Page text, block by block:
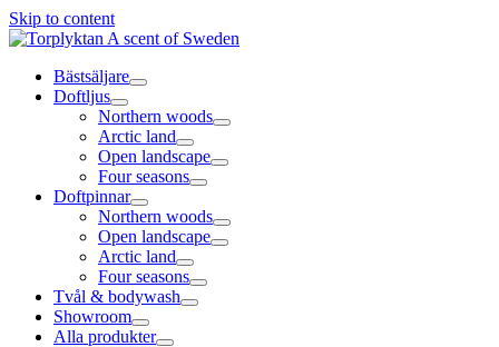
Skip to content
Bästsäljare
Doftljus
Northern woods
Arctic land
Open landscape
Four seasons
Doftpinnar
Northern woods
Open landscape
Arctic land
Four seasons
Tvål & bodywash
Showroom
Alla produkter